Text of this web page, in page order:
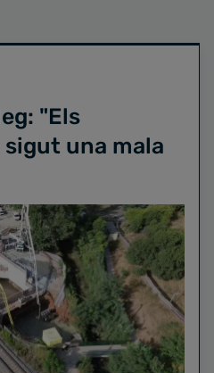
"Els
una mala